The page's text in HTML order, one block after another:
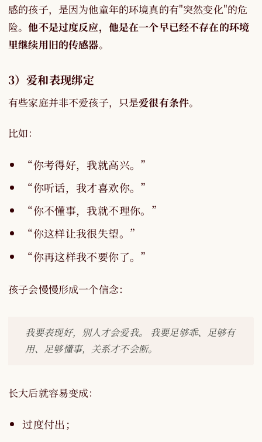
感的孩子，是因为他童年的环境真的有"突然变化"的危
险。他不是过度反应，他是在一个早已经不存在的环境
里继续用旧的传感器。
3）爱和表现绑定
有些家庭并非不爱孩子，只是爱很有条件。
比如：
“你考得好，我就高兴。”
“你听话，我才喜欢你。”
“你不懂事，我就不理你。”
“你这样让我很失望。”
“你再这样我不要你了。”
孩子会慢慢形成一个信念：
我要表现好，别人才会爱我。 我要足够乖、足够有
用、足够懂事，关系才不会断。
长大后就容易变成：
过度付出；